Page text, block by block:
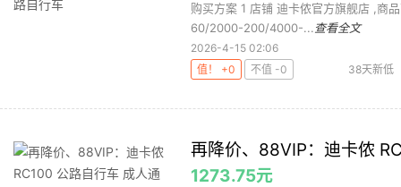
购买方案 1 店铺 迪卡侬官方旗舰店 ,
60/2000-200/4000-... 查看全文
2026-4-15 02:06
值！ +0
不值 -0 38天新低
再降价、88VIP：迪卡侬
1273.75元